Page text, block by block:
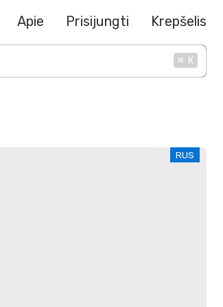
Apie Prisijungti Krepšelis
⌘ K
RUS